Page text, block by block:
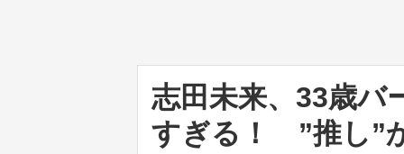
志田未来、33歳バ
すぎる！ ”推し”